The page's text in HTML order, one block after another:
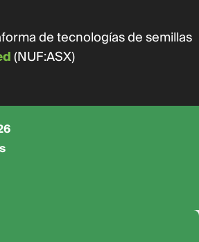
de tecnologías de semillas
(NUF:ASX)